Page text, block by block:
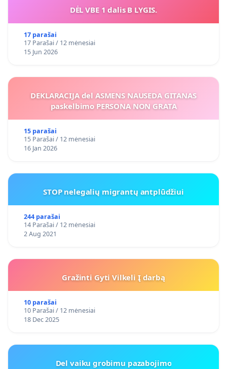
DĖL VBE 1 dalis B LYGIS.
17 parašai
17 Parašai / 12 mėnesiai
15 Jun 2026
DEKLARACIJA del ASMENS NAUSEDA GITANAS
paskelbimo PERSONA NON GRATA
15 parašai
15 Parašai / 12 mėnesiai
16 Jan 2026
STOP nelegalių migrantų antplūdžiui
244 parašai
14 Parašai / 12 mėnesiai
2 Aug 2021
Gražinti Gyti Vilkeli Į darbą
10 parašai
10 Parašai / 12 mėnesiai
18 Dec 2025
Del vaiku grobimu pazabojimo